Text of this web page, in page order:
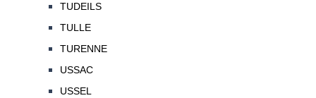
TUDEILS
TULLE
TURENNE
USSAC
USSEL